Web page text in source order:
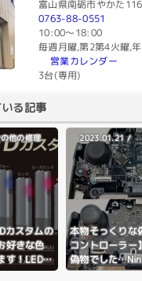
富山県南砺市やかた
0763-88-0551
10:00〜18:00
毎週月曜,第2第4火曜,
営業カレンダー
3台(専用)
る記事
カスタムの
好きな色
す！LEDラ
配送対応♪
他の修理
本物そっくりな
コントローラー
偽物でした
Switch(ニンテ
2023.01.21 /